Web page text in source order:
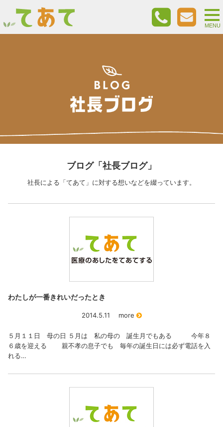
ブログ「社長ブログ」
社長による「てあて」に対する想いなどを綴っています。
わたしが一番きれいだったとき
2014.5.11 more
５月１１日 母の日 ５月は 私の母の 誕生月でもある 今年８
６歳を迎える 親不孝の息子でも 毎年の誕生日には必ず電話を入
れる…
MENU